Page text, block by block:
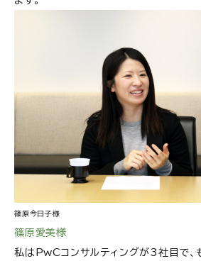
篠原今日子様
篠原愛美様
私はPwCコンサルティングが3社目で、